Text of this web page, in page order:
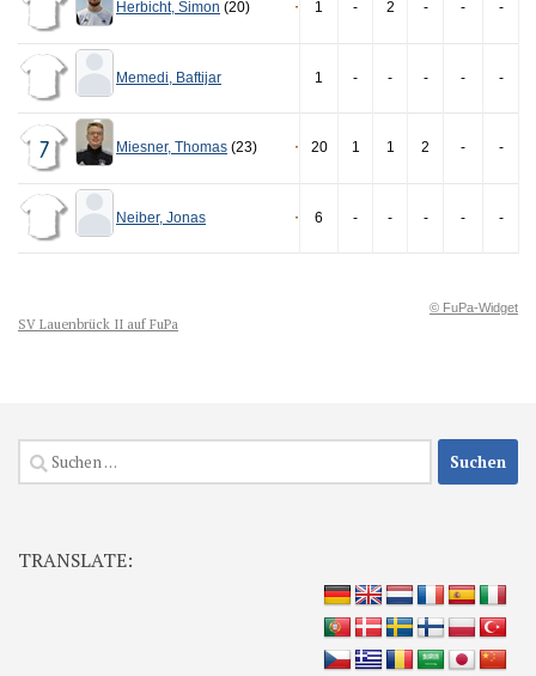
Herbicht, Simon (20) 1 - 2 - - -
Memedi, Baftijar 1 - - - - -
7 Miesner, Thomas (23) 20 1 1 2 - -
Neiber, Jonas 6 - - - - -
© FuPa-Widget
SV Lauenbrück II auf FuPa
Suchen
nach:
TRANSLATE: